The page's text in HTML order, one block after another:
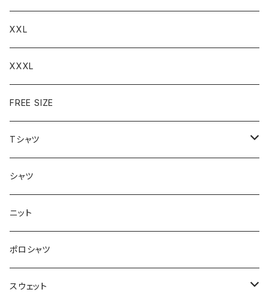
XXL
XXXL
FREE SIZE
Tシャツ
半袖
ロングTシャツ
タンクトップ
シャツ
ニット
ポロシャツ
スウェット